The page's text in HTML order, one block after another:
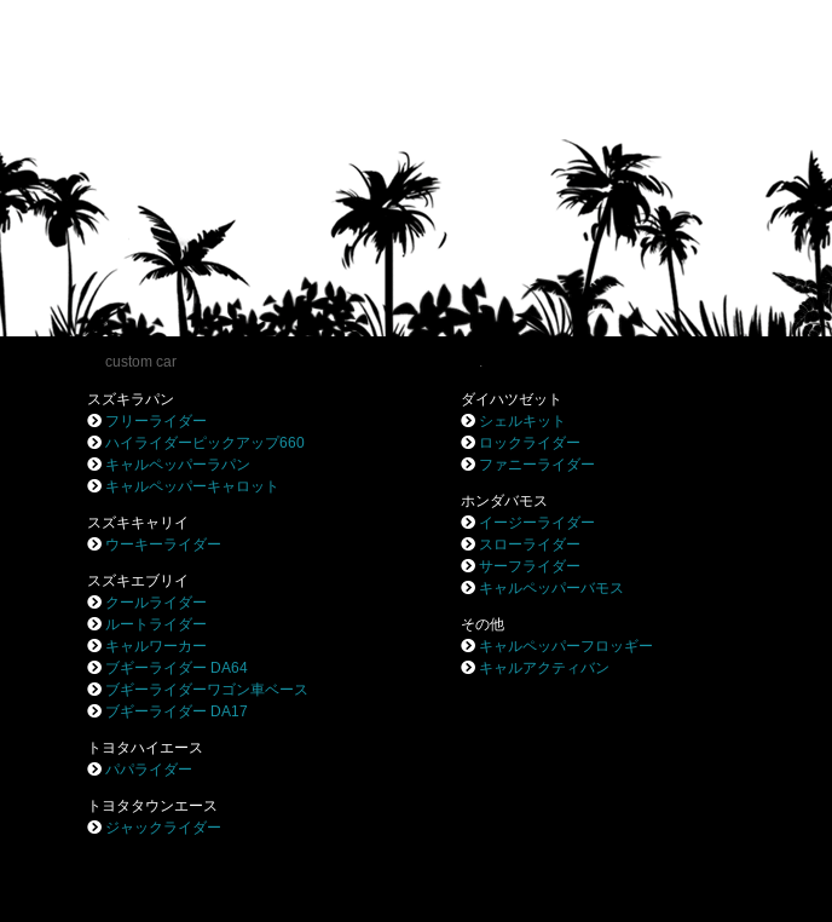
custom car
スズキラパン
フリーライダー
ハイライダーピックアップ660
キャルペッパーラパン
キャルペッパーキャロット
スズキキャリイ
ウーキーライダー
スズキエブリイ
クールライダー
ルートライダー
キャルワーカー
ブギーライダー DA64
ブギーライダーワゴン車ベース
ブギーライダー DA17
トヨタハイエース
パパライダー
トヨタタウンエース
ジャックライダー
.
ダイハツゼット
シェルキット
ロックライダー
ファニーライダー
ホンダバモス
イージーライダー
スローライダー
サーフライダー
キャルペッパーバモス
その他
キャルペッパーフロッギー
キャルアクティバン